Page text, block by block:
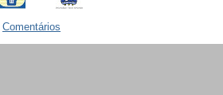
Comentários